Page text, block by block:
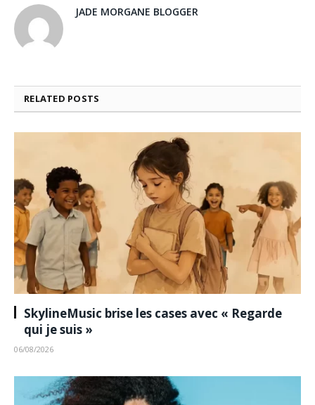
JADE MORGANE BLOGGER
RELATED POSTS
SkylineMusic brise les cases avec « Regarde
qui je suis »
06/08/2026